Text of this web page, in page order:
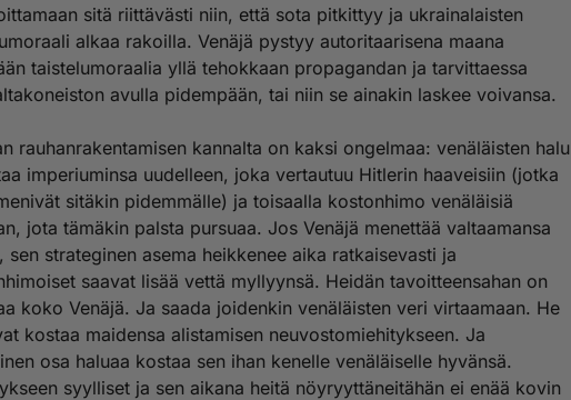
sitä riittävästi niin, että sota pitkittyy ja ukrainalaisten
alkaa rakoilla. Venäjä pystyy autoritaarisena maana
taistelumoraalia yllä tehokkaan propagandan ja tarvittaessa
avulla pidempään, tai niin se ainakin laskee voivansa.
rauhanrakentamisen kannalta on kaksi ongelmaa: venäläisten halu
imperiuminsa uudelleen, joka vertautuu Hitlerin haaveisiin (jotka
sitäkin pidemmälle) ja toisaalla kostonhimo venäläisiä
jota tämäkin palsta pursuaa. Jos Venäjä menettää valtaamansa
sen strateginen asema heikkenee aika ratkaisevasti ja
saavat lisää vettä myllyynsä. Heidän tavoitteensahan on
koko Venäjä. Ja saada joidenkin venäläisten veri virtaamaan. He
kostaa maidensa alistamisen neuvostomiehitykseen. Ja
osa haluaa kostaa sen ihan kenelle venäläiselle hyvänsä.
syylliset ja sen aikana heitä nöyryyttäneitähän ei enää kovin